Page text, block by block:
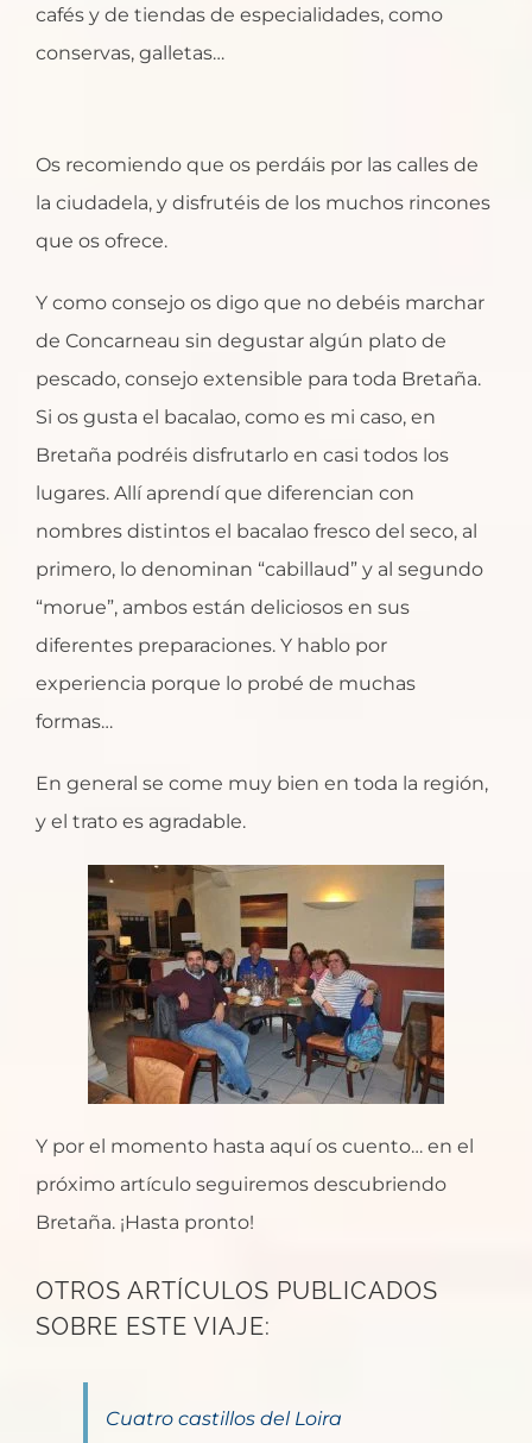
cafés y de tiendas de especialidades, como
conservas, galletas…
Os recomiendo que os perdáis por las calles de
la ciudadela, y disfrutéis de los muchos rincones
que os ofrece.
Y como consejo os digo que no debéis marchar
de Concarneau sin degustar algún plato de
pescado, consejo extensible para toda Bretaña.
Si os gusta el bacalao, como es mi caso, en
Bretaña podréis disfrutarlo en casi todos los
lugares. Allí aprendí que diferencian con
nombres distintos el bacalao fresco del seco, al
primero, lo denominan “cabillaud” y al segundo
“morue”, ambos están deliciosos en sus
diferentes preparaciones. Y hablo por
experiencia porque lo probé de muchas
formas…
En general se come muy bien en toda la región,
y el trato es agradable.
Y por el momento hasta aquí os cuento… en el
próximo artículo seguiremos descubriendo
Bretaña. ¡Hasta pronto!
OTROS ARTÍCULOS PUBLICADOS
SOBRE ESTE VIAJE:
Cuatro castillos del Loira